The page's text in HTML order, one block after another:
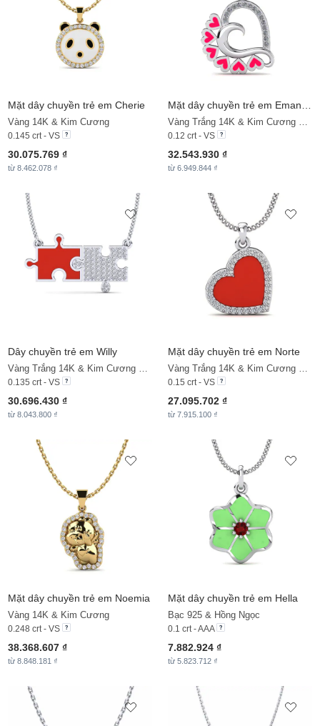
Mặt dây chuyền trẻ em Cherie
Vàng 14K & Kim Cương
0.145 crt - VS
30.075.769 ₫
từ 8.462.078 ₫
Vàng Trắng 14K & Kim Cương Nhân Tạo
0.12 crt - VS
32.543.930 ₫
từ 6.949.844 ₫
Dây chuyền trẻ em Willy
Vàng Trắng 14K & Kim Cương Nhân Tạo
0.135 crt - VS
30.696.430 ₫
từ 8.043.800 ₫
Mặt dây chuyền trẻ em Norte
Vàng Trắng 14K & Kim Cương Nhân Tạo
0.15 crt - VS
27.095.702 ₫
từ 7.915.100 ₫
Mặt dây chuyền trẻ em Noemia
Vàng 14K & Kim Cương
0.248 crt - VS
38.368.607 ₫
từ 8.848.181 ₫
Mặt dây chuyền trẻ em Hella
Bạc 925 & Hồng Ngọc
0.1 crt - AAA
7.882.924 ₫
từ 5.823.712 ₫